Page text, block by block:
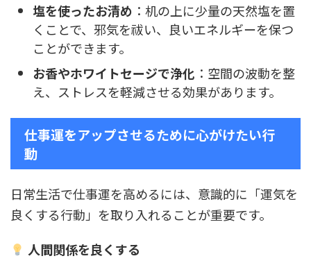
塩を使ったお清め ：机の上に少量の天然塩を置
くことで、邪気を祓い、良いエネルギーを保つ
ことができます。
お香やホワイトセージで浄化 ：空間の波動を整
え、ストレスを軽減させる効果があります。
仕事運をアップさせるために心がけたい行
動
日常生活で仕事運を高めるには、意識的に「運気を
良くする行動」を取り入れることが重要です。
人間関係を良くする